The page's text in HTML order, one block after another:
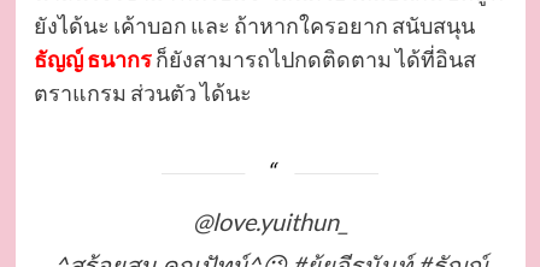
ยังได้นะ เค้าบอก และ ถ้าหากใครอยาก สนับสนุน
ธัญญ์ ธนากรก็ยังสามารถไปกดติดตาม ได้ที่อินส
ตราแกรม ส่วนตัว ได้นะ
@love.yuithun_